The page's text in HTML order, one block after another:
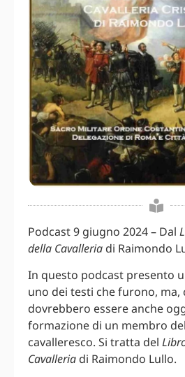
Podcast 9 giugno 2024 – Dal
della Cavalleria di Raimondo
In questo podcast presento
uno dei testi che furono, ma,
dovrebbero essere anche
formazione di un membro
cavalleresco. Si tratta del
Cavalleria di Raimondo Lullo.